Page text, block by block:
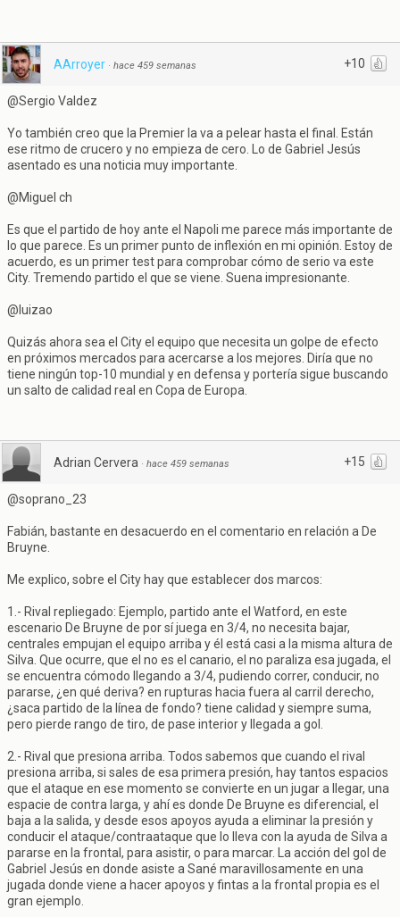
+10
AArroyer · hace 459 semanas
@Sergio Valdez
Yo también creo que la Premier la va a pelear hasta el final. Están
ese ritmo de crucero y no empieza de cero. Lo de Gabriel Jesús
asentado es una noticia muy importante.
@Miguel ch
Es que el partido de hoy ante el Napoli me parece más importante de
lo que parece. Es un primer punto de inflexión en mi opinión. Estoy de
acuerdo, es un primer test para comprobar cómo de serio va este
City. Tremendo partido el que se viene. Suena impresionante.
@luizao
Quizás ahora sea el City el equipo que necesita un golpe de efecto
en próximos mercados para acercarse a los mejores. Diría que no
tiene ningún top-10 mundial y en defensa y portería sigue buscando
un salto de calidad real en Copa de Europa.
+15
Adrian Cervera · hace 459 semanas
@soprano_23
Fabián, bastante en desacuerdo en el comentario en relación a De
Bruyne.
Me explico, sobre el City hay que establecer dos marcos:
1.- Rival repliegado: Ejemplo, partido ante el Watford, en este
escenario De Bruyne de por sí juega en 3/4, no necesita bajar,
centrales empujan el equipo arriba y él está casi a la misma altura de
Silva. Que ocurre, que el no es el canario, el no paraliza esa jugada, el
se encuentra cómodo llegando a 3/4, pudiendo correr, conducir, no
pararse, ¿en qué deriva? en rupturas hacia fuera al carril derecho,
¿saca partido de la línea de fondo? tiene calidad y siempre suma,
pero pierde rango de tiro, de pase interior y llegada a gol.
2.- Rival que presiona arriba. Todos sabemos que cuando el rival
presiona arriba, si sales de esa primera presión, hay tantos espacios
que el ataque en ese momento se convierte en un jugar a llegar, una
espacie de contra larga, y ahí es donde De Bruyne es diferencial, el
baja a la salida, y desde esos apoyos ayuda a eliminar la presión y
conducir el ataque/contraataque que lo lleva con la ayuda de Silva a
pararse en la frontal, para asistir, o para marcar. La acción del gol de
Gabriel Jesús en donde asiste a Sané maravillosamente en una
jugada donde viene a hacer apoyos y fintas a la frontal propia es el
gran ejemplo.